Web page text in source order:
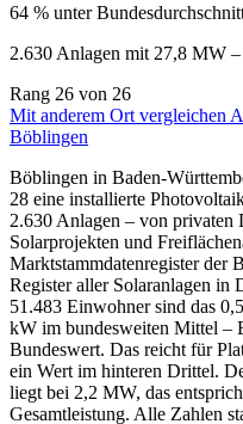
64 % unter
2.630 Anlagen mit 27,8 MW
Rang 26 von 26
Mit anderem Ort vergleichen
Böblingen
Böblingen in Baden-
28 eine installierte
2.630 Anlagen – von privaten
Solarprojekten und
Marktstammdatenregister der
Register aller Solaranlagen in
51.483 Einwohner sind das
kW im bundesweiten Mittel –
Bundeswert. Das reicht für
ein Wert im hinteren Drittel.
liegt bei 2,2 MW, das
Gesamtleistung. Alle Zahlen